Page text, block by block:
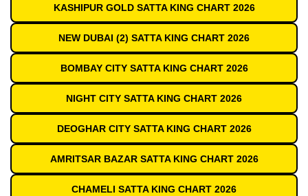
KASHIPUR GOLD SATTA KING CHART 2026
NEW DUBAI (2) SATTA KING CHART 2026
BOMBAY CITY SATTA KING CHART 2026
NIGHT CITY SATTA KING CHART 2026
DEOGHAR CITY SATTA KING CHART 2026
AMRITSAR BAZAR SATTA KING CHART 2026
CHAMELI SATTA KING CHART 2026